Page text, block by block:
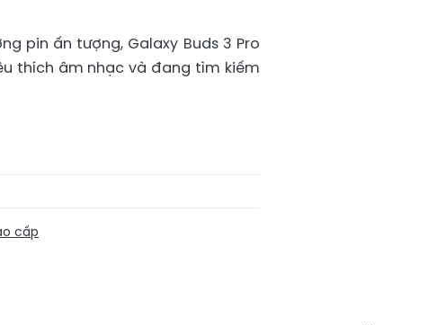
pin ấn tượng, Galaxy Buds 3 Pro
thích âm nhạc và đang tìm kiếm
cấp